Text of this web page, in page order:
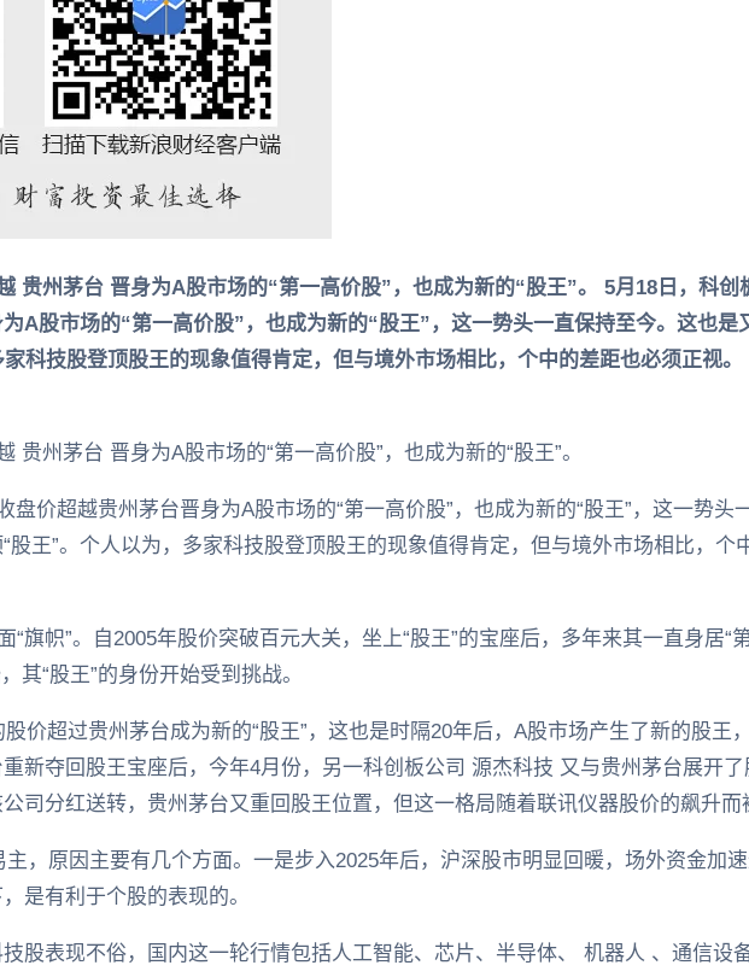
贵州茅台 晋身为A股市场的“第一高价股”，也成为新的“股王”。 5月18日，科创
A股市场的“第一高价股”，也成为新的“股王”，这一势头一直保持至今。这也是
科技股登顶股王的现象值得肯定，但与境外市场相比，个中的差距也必须正视。
贵州茅台 晋身为A股市场的“第一高价股”，也成为新的“股王”。
盘价超越贵州茅台晋身为A股市场的“第一高价股”，也成为新的“股王”，这一势头
股王”。个人以为，多家科技股登顶股王的现象值得肯定，但与境外市场相比，个
“旗帜”。自2005年股价突破百元大关，坐上“股王”的宝座后，多年来其一直身居“
其“股王”的身份开始受到挑战。
价超过贵州茅台成为新的“股王”，这也是时隔20年后，A股市场产生了新的股王
新夺回股王宝座后，今年4月份，另一科创板公司 源杰科技 又与贵州茅台展开
司分红送转，贵州茅台又重回股王位置，但这一格局随着联讯仪器股价的飙升而
，原因主要有几个方面。一是步入2025年后，沪深股市明显回暖，场外资金加
是有利于个股的表现的。
股表现不俗，国内这一轮行情包括人工智能、芯片、半导体、 机器人 、通信设